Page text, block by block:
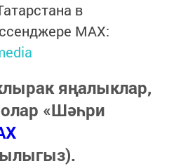
в
MАХ:
яңалыклар,
«Шәһри